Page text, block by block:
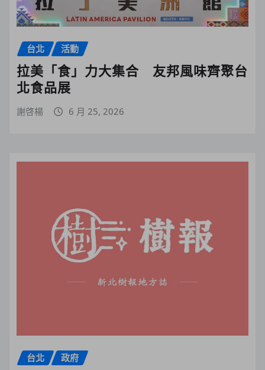
台北 活動
拉美「食」力大集合 友邦風味齊聚台
北食品展
謝啓楊 6 月 25, 2026
台北 政府